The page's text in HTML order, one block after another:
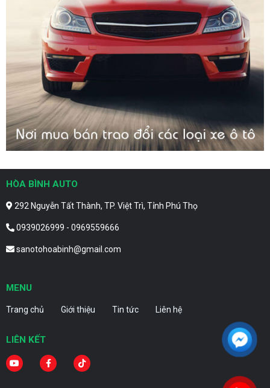
HÒA BÌNH AUTO
292 Nguyễn Tất Thành, TP. Việt Trì, Tỉnh Phú Thọ
0939026999 - 0969559666
sanotohoabinh@gmail.com
MENU
Trang chủ Giới thiệu Tin tức Liên hệ
LIÊN KẾT